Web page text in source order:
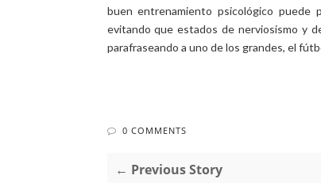
buen entrenamiento psicológico puede
evitando que estados de nerviosismo y
parafraseando a uno de los grandes, el
0 COMMENTS
← Previous Story